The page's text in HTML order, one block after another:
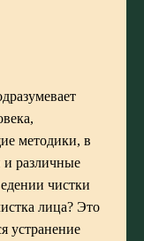
методики, в
и различные
чистки
лица? Это
устранение